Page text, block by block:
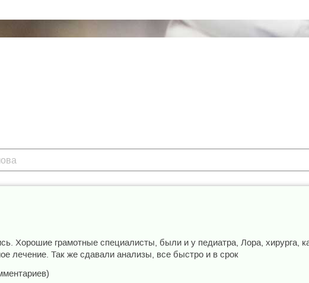
эндометрия - по показаниям
программах ЭКО)
Хорошие грамотные специалисты, были и у педиатра, Лора, хирурга,
лечение. Так же сдавали анализы, все быстро и в срок